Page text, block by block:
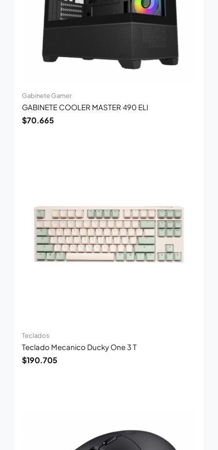
Gabinete Gamer
GABINETE COOLER MASTER 490 ELI
$70.665
Teclados
Teclado Mecanico Ducky One 3 T
$190.705